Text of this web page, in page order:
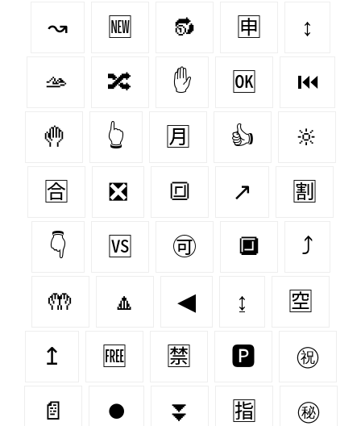
↝ 🆕 🔂 🈸 ↕
🫴 🔀 ✋ 🆗 ⏮
🤚 👆 🈷 👍 🔆
🈴 ❎ 🔳 ↗ 🈹
👇 🆚 🉑 🔲 ⤴
🤲 🔼 ◀ ↨ 🈳
↥ 🆓 🈲 🅿 ㊗
📄 ⏺ ⏬ 🈯 ㊙